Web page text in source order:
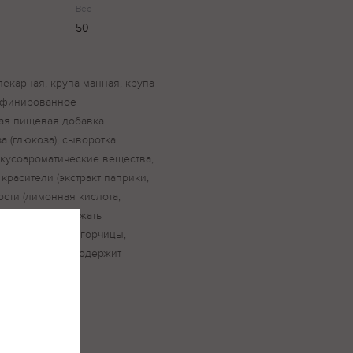
Вес
50
крупа манная, крупа
пищевая добавка
(глюкоза), сыворотка
вещества,
(экстракт паприки,
(лимонная кислота,
может содержать
сельдерея, горчицы,
Продукт содержит